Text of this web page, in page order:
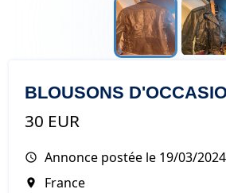
BLOUSONS
30 EUR
Annonce postée le 19/03/2024
France